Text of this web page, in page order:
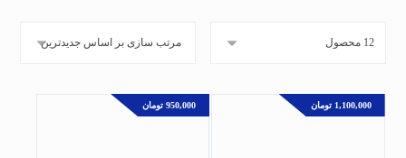
1,100,000 تومان 950,000 تومان